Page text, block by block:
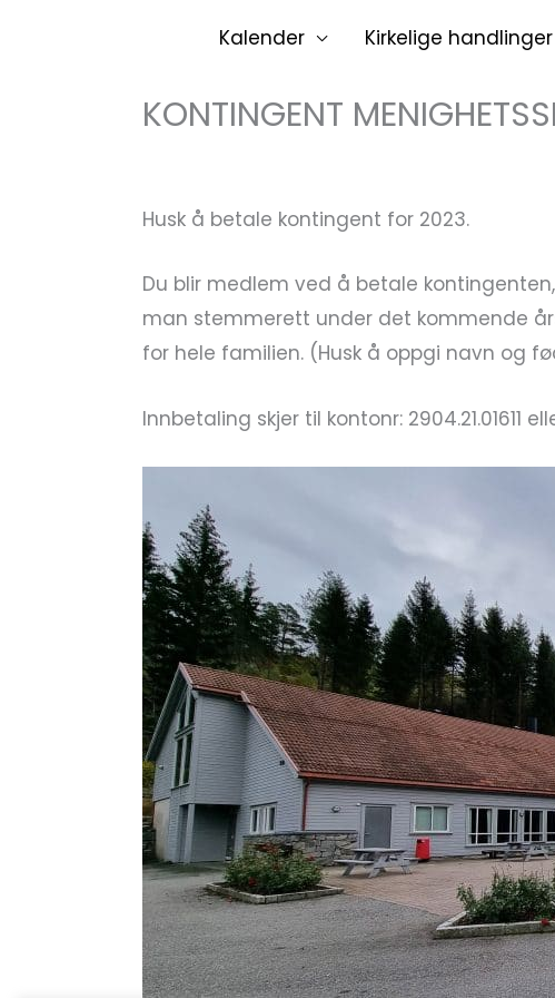
Kalender Kirkelige handlinger
KONTINGENT
Husk å betale kontingent for 2023.
Du blir medlem ved å betale
man stemmerett under det kommende
for hele familien. (Husk å oppgi navn og
Innbetaling skjer til kontonr: 2904.21.01611